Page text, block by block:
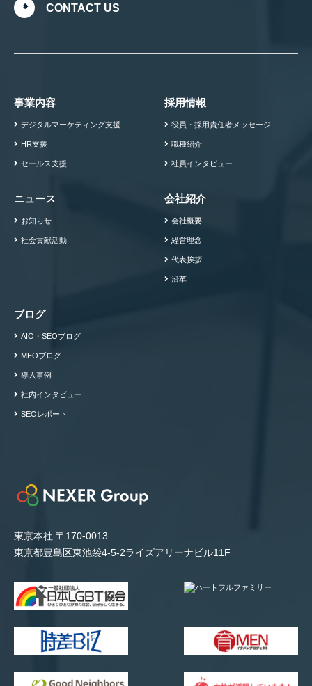
CONTACT US
東京本社 〒170-0013
東京都豊島区東池袋4-5-2ライズアリーナビル11F
事業内容
デジタルマーケティング支援
HR支援
セールス支援
採用情報
役員・採用責任者メッセージ
職種紹介
社員インタビュー
ニュース
お知らせ
社会貢献活動
会社紹介
会社概要
経営理念
代表挨拶
沿革
ブログ
AIO・SEOブログ
MEOブログ
導入事例
社内インタビュー
SEOレポート